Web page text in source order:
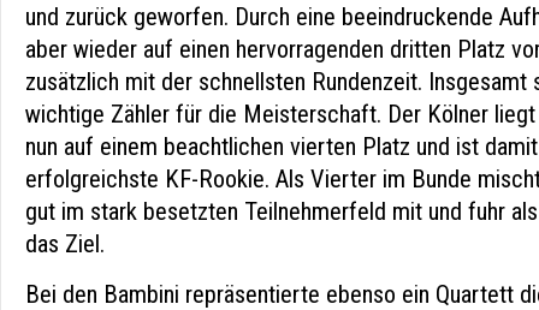
und zurück geworfen. Durch eine beeindruckende
aber wieder auf einen hervorragenden dritten Platz
zusätzlich mit der schnellsten Rundenzeit. Insgesamt
wichtige Zähler für die Meisterschaft. Der Kölner
nun auf einem beachtlichen vierten Platz und ist
erfolgreichste KF-Rookie. Als Vierter im Bunde
gut im stark besetzten Teilnehmerfeld mit und fuhr
das Ziel.
Bei den Bambini repräsentierte ebenso ein Quartett